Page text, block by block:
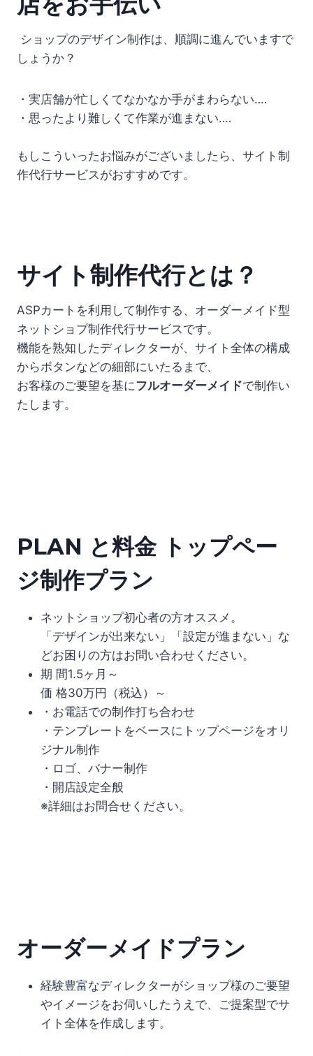
ショップのデザイン制作は、順調に進んでいますで
しょうか？
・実店舗が忙しくてなかなか手がまわらない‥‥
・思ったより難しくて作業が進まない‥‥
もしこういったお悩みがございましたら、サイト制
作代行サービスがおすすめです。
サイト制作代行とは？
ASPカートを利用して制作する、 オーダーメイド型
ネットショプ制作代行サービスです。
機能を熟知したディレクターが、サイト全体の構成
からボタンなどの細部にいたるまで、
お客様のご要望を基にフルオーダーメイドで制作い
たします。
PLAN と料金 トップペー
ジ制作プラン
ネットショップ初心者の方オススメ。
「デザインが出来ない」「設定が進まない」な
どお困りの方はお問い合わせください。
期 間1.5ヶ月～
価 格30万円（税込）～
・お電話での制作打ち合わせ
・テンプレートをベースにトップページをオリ
ジナル制作
・ロゴ、バナー制作
・開店設定全般
※詳細はお問合せください。
オーダーメイドプラン
経験豊富なディレクターがショップ様のご要望
やイメージをお伺いしたうえで、ご提案型でサ
イト全体を作成します。